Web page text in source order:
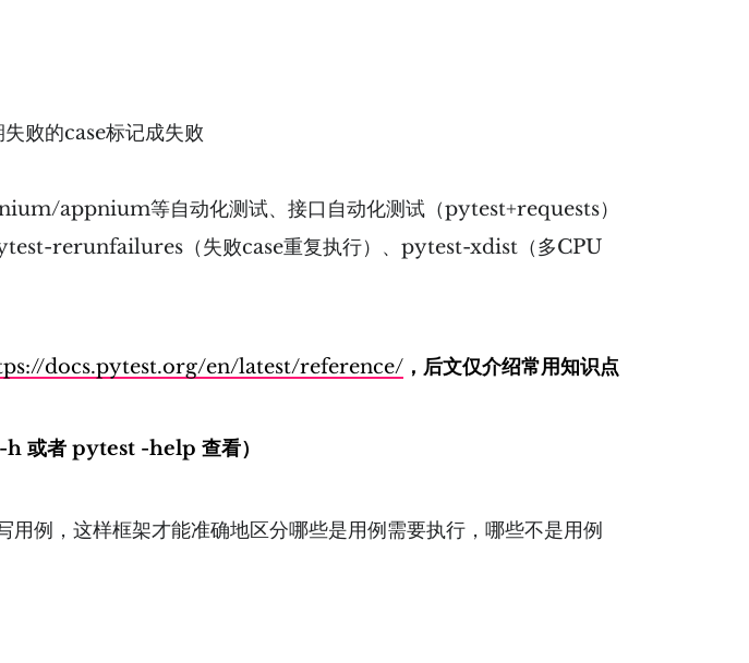
败的case标记成失败
appnium等自动化测试、接口自动化测试（pytest+requests）
rerunfailures（失败case重复执行）、pytest-xdist（多CPU
docs.pytest.org/en/latest/reference/ ，后文仅介绍常用知识点
h 或者 pytest -help 查看）
例，这样框架才能准确地区分哪些是用例需要执行，哪些不是用例